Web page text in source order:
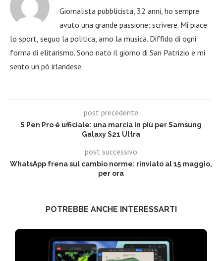
Giornalista pubblicista, 32 anni, ho sempre
avuto una grande passione: scrivere. Mi piace
lo sport, seguo la politica, amo la musica. Diffido di ogni
forma di elitarismo. Sono nato il giorno di San Patrizio e mi
sento un pò irlandese.
post precedente
S Pen Pro è ufficiale: una marcia in più per Samsung
Galaxy S21 Ultra
post successivo
WhatsApp frena sul cambio norme: rinviato al 15 maggio,
per ora
POTREBBE ANCHE INTERESSARTI